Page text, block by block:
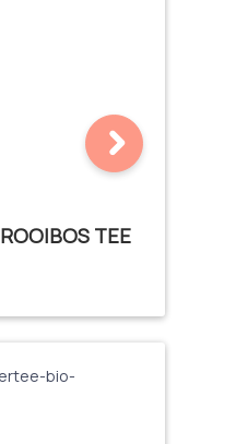
TEE
von 0 von 5 Sternen